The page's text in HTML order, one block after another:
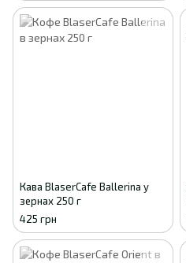
Кава BlaserCafe Ballerina у
зернах 250 г
425 грн